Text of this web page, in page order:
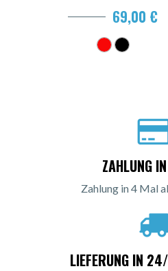
69,00 €
ZAHLUNG
Zahlung in 4 Mal
LIEFERUNG IN